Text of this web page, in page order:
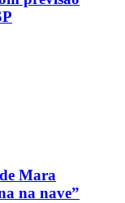
Mara
na nave”